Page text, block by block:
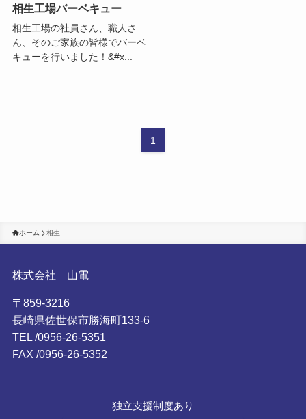
相生工場バーベキュー
相生工場の社員さん、職人さ
ん、そのご家族の皆様でバーベ
キューを行いました！&#x...
1
ホーム 相生
株式会社 山電
〒859-3216
長崎県佐世保市勝海町133-6
TEL /0956-26-5351
FAX /0956-26-5352
独立支援制度あり